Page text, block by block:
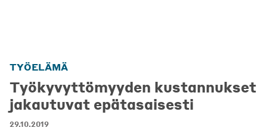
TYÖELÄMÄ
Työkyvyttömyyden kustannukset
jakautuvat epätasaisesti
29.10.2019